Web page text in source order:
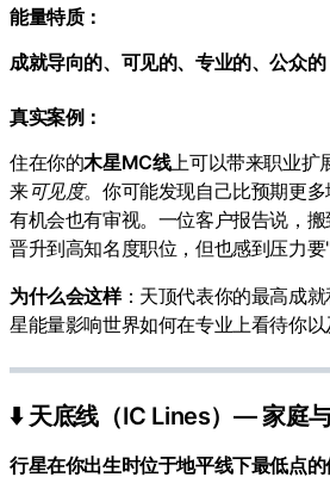
能量特质：
成就导向的、可见的、专业的、公众的
真实案例：
住在你的木星MC线上可以带来职业
来可见度。你可能发现自己比预期更
有机会也有审视。一位客户报告说，
晋升到高知名度职位，但也感到压力要
为什么会这样：天顶代表你的最高成
星能量影响世界如何在专业上看待你以
⬇️ 天底线（IC Lines）— 家庭
行星在你出生时位于地平线下最低点的